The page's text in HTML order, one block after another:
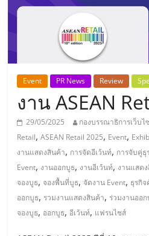
ธุรกิจ
เอ
ส
เอ็
มอี
Event PR News Review
งาน ASEAN
29/05/2025 กองบรรณาธิการเว็บไ
Retail,ASEAN Retail 2025, Event,
งานแสดงสินค้า, การจัดอีเว้นท์, การจับคู่ธุ
Event, งานออกบูธ, งานอีเว้นท์, งานแสด
จองบูธ, จองพื้นที่บูธ, จัดงาน Event, ธุรกิ
ออกบูธ, รวมงานแสดงสินค้า, ร่วมงานออก
จองบูธ, ออกบูธ,อีเว้นท์, แฟรนไชส์